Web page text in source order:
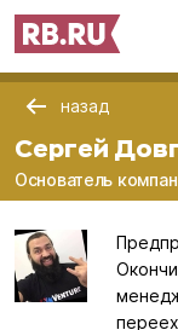
назад
Сергей
Основатель